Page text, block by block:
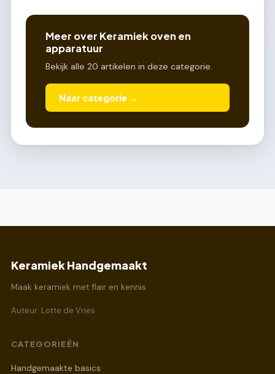
Meer over Keramiek oven en
apparatuur
Bekijk alle 20 artikelen in deze categorie.
Naar categorie →
Keramiek Handgemaakt
Maak keramiek met flair en kennis
Auteur: Lotte de Vries
CATEGORIEËN
Handgemaakte basics